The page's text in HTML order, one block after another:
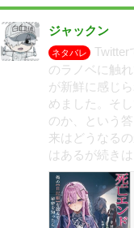
ジャックン
ネタバレ
のラノベに触
が新鮮に感じ
めました。そ
のか、という
来はどうなる
はあるが続き